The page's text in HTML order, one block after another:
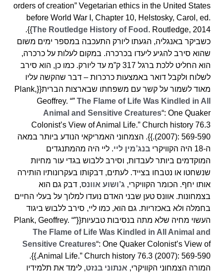
orders of creation” Vegetarian ethics in the United States
before World War I, Chapter 10, Helstosky, Carol, ed.
The Routledge History of Food
. Routledge, 2014}}.
כשביקר באנגליה, הגעתו ליורק התעכבה במספר ימים משום
שהוא סירב להגיע ליעדו בכרכרה. במקום לעלות על כרכרה,
הוא החליט ללכת ברגל 317 ק”מ עד ליורק. כמו כן, הוא סירב
לשלוח ולקבל דואר באמצעות כרכרות – דבר שהקשה עליו
מאוד לשמור על קשר עם משפחתו שבארצות הברית{{Plank,
Geoffrey. “” The Flame of Life Was Kindled in All
Animal and Sensitive Creatures“: One Quaker
Colonist’s View of Animal Life.” Church history 76.3
(2007): 569-590.}}. הצמחוני האמריקאי הנודע ביותר במאה
ה-18 היה הקוויקרי
בנג’מין ליי. ליי היה מהמתנגדים
המוקדמים ביותר לעבדות, וסירב ללבוש בגדי עור מחיות
שנשחטו או נטבחו בצייד. לעתים, דבקותו בעקרונותיו הותירה
אותו יחף. הכומר הקוויקרי, ג’ושוע אוונס, דבק גם הוא
בצמחונות. אוונס טען שבני האדם נועדו למלוך על בעלי החיים
בחמלה ולא באכזריות. גם הוא, כמו ליי, סירב ללבוש ביגוד
העשוי מחיה שלא מתה בנסיבות טבעיות{{Plank, Geoffrey. “”
The Flame of Life Was Kindled in All Animal and
Sensitive Creatures“: One Quaker Colonist’s View of
Animal Life.” Church history 76.3 (2007): 569-590.}}.
המורה הצמחוני הקוויקרי, אנתוני בנזט, לימד את תלמידיו